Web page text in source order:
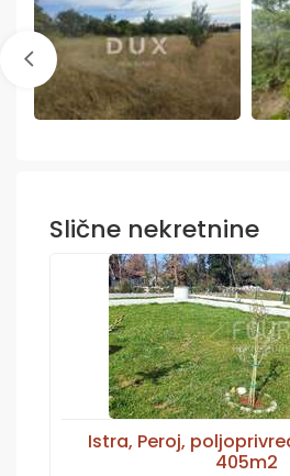
Slične nekretnine
Istra, Peroj,
405m2